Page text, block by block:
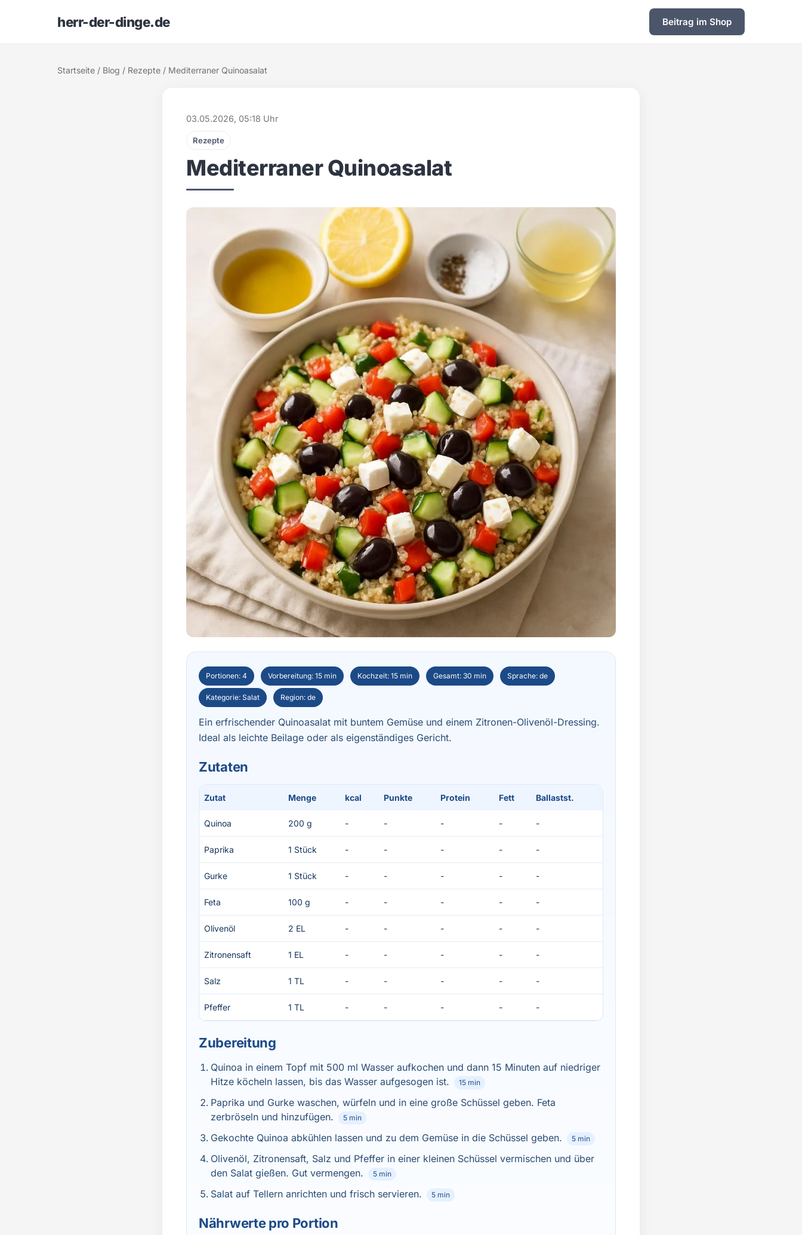
herr-der-dinge.de Beitrag im Shop
Startseite / Blog / Rezepte / Mediterraner Quinoasalat
03.05.2026, 05:18 Uhr
Rezepte
Mediterraner Quinoasalat
Portionen: 4 Vorbereitung: 15 min Kochzeit: 15 min Gesamt: 30 min Sprache: de
Kategorie: Salat Region: de
Ein erfrischender Quinoasalat mit buntem Gemüse und einem Zitronen-Olivenöl-Dressing.
Ideal als leichte Beilage oder als eigenständiges Gericht.
Zutaten
Zutat Menge kcal Punkte Protein Fett Ballastst.
Quinoa 200 g - - - - -
Paprika 1 Stück - - - - -
Gurke 1 Stück - - - - -
Feta 100 g - - - - -
Olivenöl 2 EL - - - - -
Zitronensaft 1 EL - - - - -
Salz 1 TL - - - - -
Pfeffer 1 TL - - - - -
Zubereitung
Quinoa in einem Topf mit 500 ml Wasser aufkochen und dann 15 Minuten auf niedriger
Hitze köcheln lassen, bis das Wasser aufgesogen ist.
15 min
Paprika und Gurke waschen, würfeln und in eine große Schüssel geben. Feta
zerbröseln und hinzufügen.
5 min
Gekochte Quinoa abkühlen lassen und zu dem Gemüse in die Schüssel geben. 5 min
Olivenöl, Zitronensaft, Salz und Pfeffer in einer kleinen Schüssel vermischen und über
den Salat gießen. Gut vermengen.
5 min
Salat auf Tellern anrichten und frisch servieren. 5 min
Nährwerte pro Portion